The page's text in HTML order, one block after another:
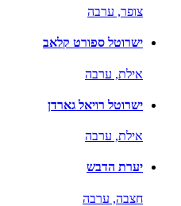
צופר, ערבה
ישרוטל ספורט קלאב
אילת, ערבה
ישרוטל רויאל גארדן
אילת, ערבה
יערת הדבש
חצבה, ערבה